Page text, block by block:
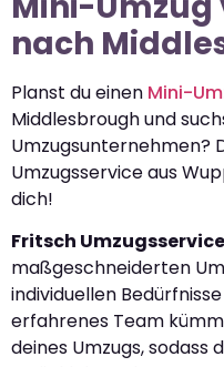
nach
Planst du einen Mini-
Middlesbrough und
Umzugsunternehmen?
Umzugsservice aus
dich!
Fritsch Umzugsservice
maßgeschneiderten
individuellen
erfahrenes Team
deines Umzugs, sodass